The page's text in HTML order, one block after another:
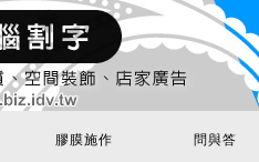
膠膜施作 問與答